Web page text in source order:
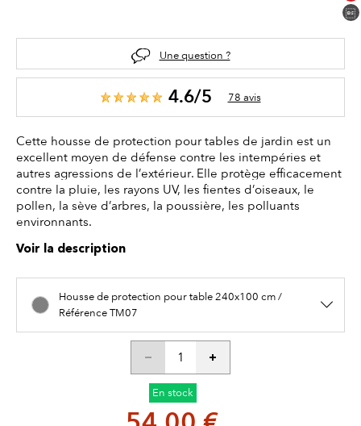
Une question ?
4.6/5 78 avis
Cette housse de protection pour tables de jardin est un
excellent moyen de défense contre les intempéries et
autres agressions de l’extérieur. Elle protège efficacement
contre la pluie, les rayons UV, les fientes d’oiseaux, le
pollen, la sève d’arbres, la poussière, les polluants
environnants.
Voir la description
Housse de protection pour table 240x100 cm /
Référence TM07
En stock